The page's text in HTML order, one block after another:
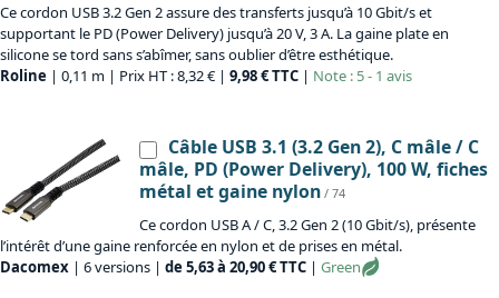
Ce cordon USB 3.2 Gen 2 assure des transferts jusqu’à 10 Gbit/s et
supportant le PD (Power Delivery) jusqu’à 20 V, 3 A. La gaine plate en
silicone se tord sans s’abîmer, sans oublier d’être esthétique.
Roline | 0,11 m | Prix HT : 8,32 € | 9,98 € TTC | Note : 5 - 1 avis
Câble USB 3.1 (3.2 Gen 2), C mâle / C
mâle, PD (Power Delivery), 100 W, fiches
métal et gaine nylon / 74
Ce cordon USB A / C, 3.2 Gen 2 (10 Gbit/s), présente
l’intérêt d’une gaine renforcée en nylon et de prises en métal.
Dacomex | 6 versions | de 5,63 à 20,90 € TTC | Green